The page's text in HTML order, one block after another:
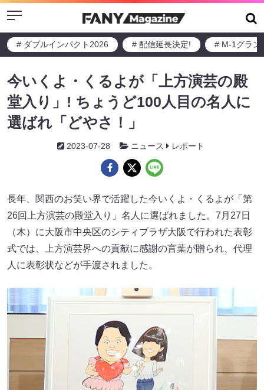
Menu
# ダブルインパクト2026 # 配信延長決定! # M-1グラン
今いくよ・くるよが「上方演芸の殿
堂入り」! ちょうど100人目の名人に
選ばれ「どやさ！」
2023-07-28 ニュース レポート
長年、関西のお笑い界で活躍した今いくよ・くるよが「第
26回上方演芸の殿堂入り」名人に選ばれました。7月27日
（木）に大阪市中央区のシティプラザ大阪で行われた表彰
式では、上方演芸界への貢献に感謝の言葉が贈られ、代理
人に表彰状などが手渡されました。